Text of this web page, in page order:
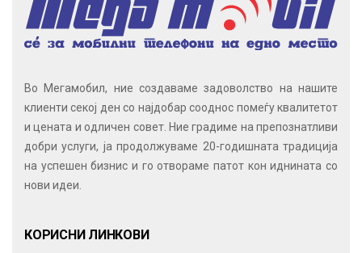
Во Мегамобил, ние создаваме задоволство на нашите
клиенти секој ден со најдобар сооднос помеѓу квалитетот
и цената и одличен совет. Ние градиме на препознатливи
добри услуги, ја продолжуваме 20-годишната традиција
на успешен бизнис и го отвораме патот кон иднината со
нови идеи.
КОРИСНИ ЛИНКОВИ